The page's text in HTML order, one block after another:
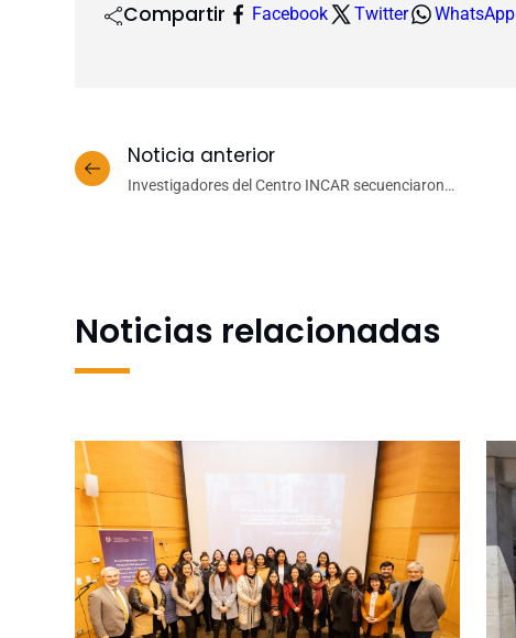
Compartir Facebook Twitter WhatsApp
Noticia anterior
Investigadores del Centro INCAR secuenciaron
Noticias relacionadas